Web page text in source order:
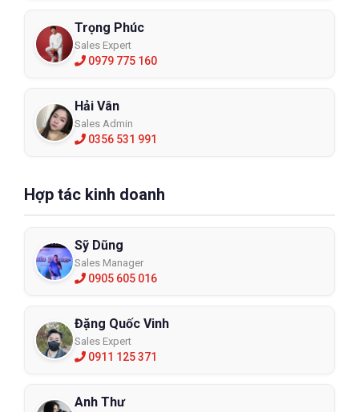
Trọng Phúc
Sales Expert
0979 775 160
Hải Vân
Sales Admin
0356 531 991
Hợp tác kinh doanh
Sỹ Dũng
Sales Manager
0905 605 016
Đặng Quốc Vinh
Sales Expert
0911 125 371
Anh Thư